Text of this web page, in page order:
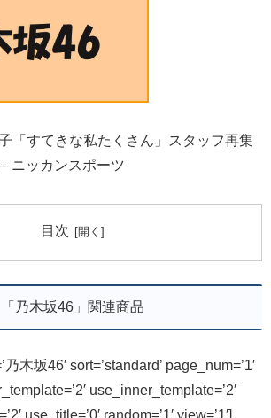
「すてきな私たくさん」スタッフ再集
ニッカンスポーツ
目次
「乃木坂46」関連商品
木坂46′ sort=’standard’ page_num=’1′
use_inner_template=’2′
use_title=’0′ random=’1′ view=’1′]